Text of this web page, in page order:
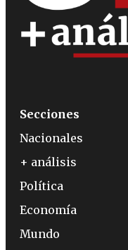
Secciones
Nacionales
+ análisis
Política
Economía
Mundo